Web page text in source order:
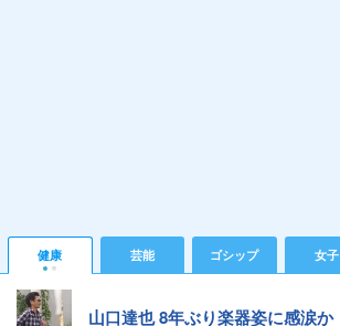
健康 芸能 ゴシップ 女子
山口達也 8年ぶり楽器姿に感涙か